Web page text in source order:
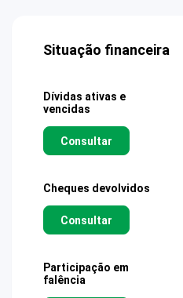
Situação financeira
Dívidas ativas e
vencidas
Consultar
Cheques devolvidos
Consultar
Participação em
falência